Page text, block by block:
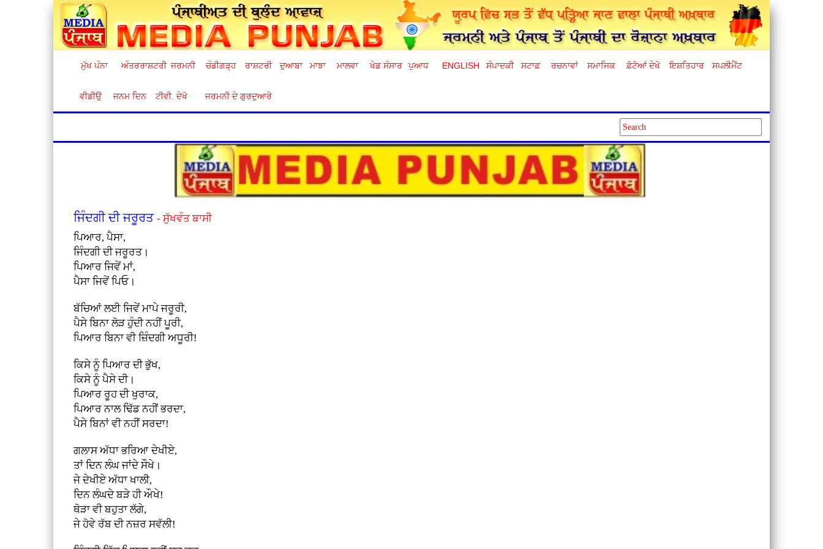
ਮੁੱਖ ਪੰਨਾ ਅੰਤਰਰਾਸ਼ਟਰੀ ਜਰਮਨੀ ਚੰਡੀਗੜ੍ਹ ਰਾਸ਼ਟਰੀ ਦੁਆਬਾ ਮਾਝਾ ਮਾਲਵਾ ਖੇਡ ਸੰਸਾਰ ਪੁਆਧ ENGLISH ਸੰਪਾਦਕੀ ਸਟਾਫ਼ ਰਚਨਾਵਾਂ ਸਮਾਜਿਕ ਫ਼ੋਟੋਆਂ ਦੇਖੋ ਇਸ਼ਤਿਹਾਰ ਸਪਲੀਮੈਂਟ
ਵੀਡੀਉ ਜਨਮ ਦਿਨ ਟੀਵੀ. ਦੇਖੋ ਜਰਮਨੀ ਦੇ ਗੁਰਦੁਆਰੇ
ਜਿੰਦਗੀ ਦੀ ਜਰੂਰਤ- ਸੁੱਖਵੰਤ ਬਾਸੀ
ਪਿਆਰ, ਪੈਸਾ,
ਜਿੰਦਗੀ ਦੀ ਜਰੂਰਤ।
ਪਿਆਰ ਜਿਵੇਂ ਮਾਂ,
ਪੈਸਾ ਜਿਵੇਂ ਪਿਓ।
ਬੱਚਿਆਂ ਲਈ ਜਿਵੇਂ ਮਾਪੇ ਜਰੂਰੀ,
ਪੈਸੇ ਬਿਨਾ ਲੋੜ ਹੁੰਦੀ ਨਹੀਂ ਪੂਰੀ,
ਪਿਆਰ ਬਿਨਾ ਵੀ ਜ਼ਿੰਦਗੀ ਅਧੂਰੀ!
ਕਿਸੇ ਨੂੰ ਪਿਆਰ ਦੀ ਭੁੱਖ,
ਕਿਸੇ ਨੂੰ ਪੈਸੇ ਦੀ।
ਪਿਆਰ ਰੂਹ ਦੀ ਖੁਰਾਕ,
ਪਿਆਰ ਨਾਲ ਢਿੱਡ ਨਹੀਂ ਭਰਦਾ,
ਪੈਸੇ ਬਿਨਾਂ ਵੀ ਨਹੀਂ ਸਰਦਾ!
ਗਲਾਸ ਅੱਧਾ ਭਰਿਆ ਦੇਖੀਏ,
ਤਾਂ ਦਿਨ ਲੰਘ ਜਾਂਦੇ ਸੌਖੇ।
ਜੇ ਦੇਖੀਏ ਅੱਧਾ ਖਾਲੀ,
ਦਿਨ ਲੰਘਦੇ ਬੜੇ ਹੀ ਔਖੇ!
ਥੋੜਾ ਵੀ ਬਹੁਤਾ ਲੱਗੇ,
ਜੇ ਹੋਵੇ ਰੱਬ ਦੀ ਨਜ਼ਰ ਸਵੱਲੀ!